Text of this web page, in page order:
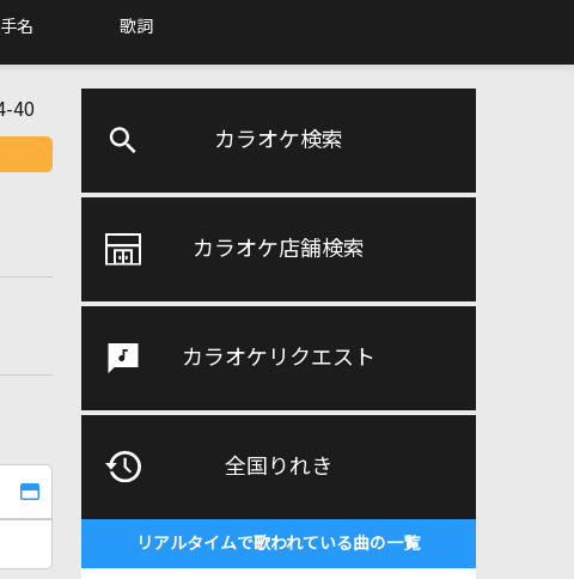
名 歌詞
カラオケ検索
カラオケ店舗検索
カラオケリクエスト
全国りれき
リアルタイムで歌われている曲の一覧
40